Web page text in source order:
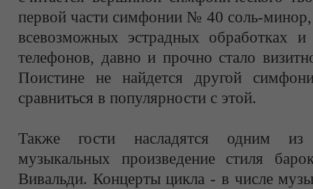
первой части симфонии № 40 соль-
всевозможных эстрадных обработках
телефонов, давно и прочно стало
Поистине не найдется другой
сравниться в популярности с этой.
Также гости насладятся одним
музыкальных произведение стиля
Вивальди. Концерты цикла - в числе